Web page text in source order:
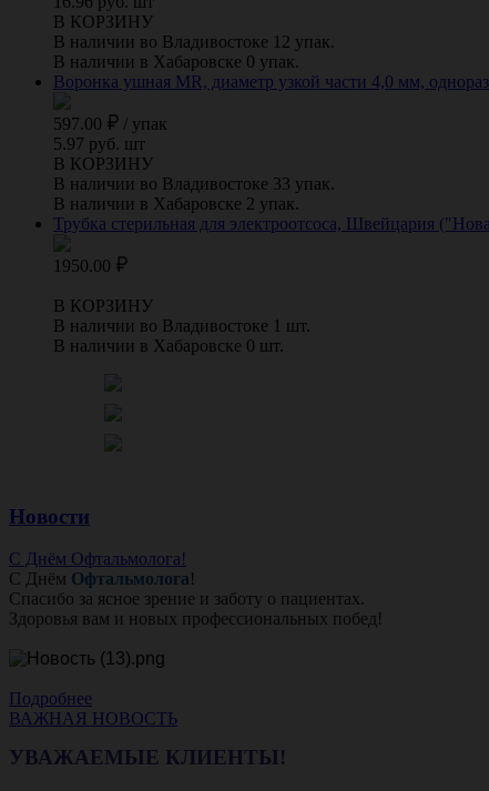
В КОРЗИНУ
В наличии во Владивостоке 12 упак.
В наличии в Хабаровске 0 упак.
Воронка ушная MR, диаметр узкой части 4,0 мм,
597.00 / упак
5.97 руб. шт
В КОРЗИНУ
В наличии во Владивостоке 33 упак.
В наличии в Хабаровске 2 упак.
Трубка стерильная для электроотсоса, Швейцария
1950.00
В КОРЗИНУ
В наличии во Владивостоке 1 шт.
В наличии в Хабаровске 0 шт.
Новости
С Днём Офтальмолога!
С Днём Офтальмолога!
Спасибо за ясное зрение и заботу о пациентах.
Здоровья вам и новых профессиональных побед!
Подробнее
ВАЖНАЯ НОВОСТЬ
УВАЖАЕМЫЕ КЛИЕНТЫ!